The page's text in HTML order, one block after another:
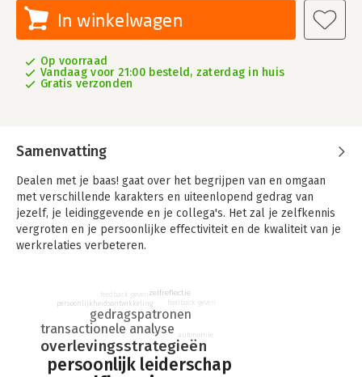
In winkelwagen
Op voorraad
Vandaag voor 21:00 besteld, zaterdag in huis
Gratis verzonden
Samenvatting
Dealen met je baas! gaat over het begrijpen van en omgaan
met verschillende karakters en uiteenlopend gedrag van
jezelf, je leidinggevende en je collega's. Het zal je zelfkennis
vergroten en je persoonlijke effectiviteit en de kwaliteit van je
werkrelaties verbeteren.
jezelf en de mensen met wie je op de werkvloer te maken
hebt; overlevingsstrategieën en reacties, valkuilen en blinde
vlekken worden helder uiteengezet. Het toont je de impact van
je eigen en andermans gedrag in de werkrelatie. Bovendien
word je je bewust van je waarden, overtuigingen, gedachten,
zelfbeeld, mate van zelfvertrouwen en de invloed hiervan op
persoonlijk leiderschap
overlevingsstrategieën
transactionele analyse
gedragspatronen
autonomie
persoonlijkheidsontwikkeling
feedback geven zelfreflectie
feedback geven